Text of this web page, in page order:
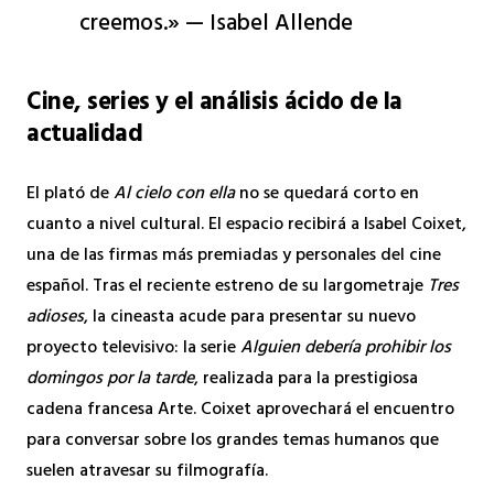
creemos.» — Isabel Allende
Cine, series y el análisis ácido de la
actualidad
El plató deAl cielo con ellano se quedará corto en
cuanto a nivel cultural. El espacio recibirá a Isabel Coixet,
una de las firmas más premiadas y personales del cine
español. Tras el reciente estreno de su largometraje Tres
adioses, la cineasta acude para presentar su nuevo
proyecto televisivo: la serieAlguien debería prohibir los
domingos por la tarde, realizada para la prestigiosa
cadena francesa Arte. Coixet aprovechará el encuentro
para conversar sobre los grandes temas humanos que
suelen atravesar su filmografía.